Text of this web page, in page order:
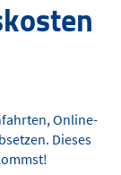
Online-
Dieses